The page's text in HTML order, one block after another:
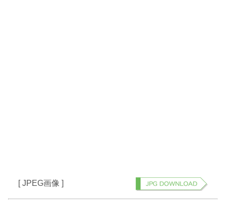
[ JPEG画像 ]